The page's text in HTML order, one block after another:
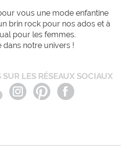
vous une mode enfantine
brin rock pour nos ados et à
pour les femmes.
dans notre univers !
LES RÉSEAUX SOCIAUX